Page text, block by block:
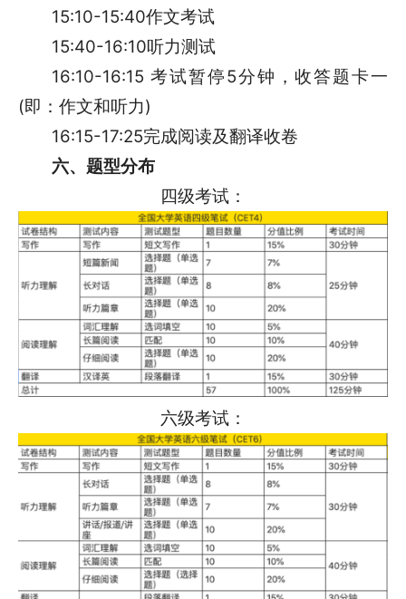
15:10-15:40作文考试
15:40-16:10听力测试
16:10-16:15 考试暂停5分钟，收答题卡一
(即：作文和听力)
16:15-17:25完成阅读及翻译收卷
六、题型分布
四级考试：
六级考试：